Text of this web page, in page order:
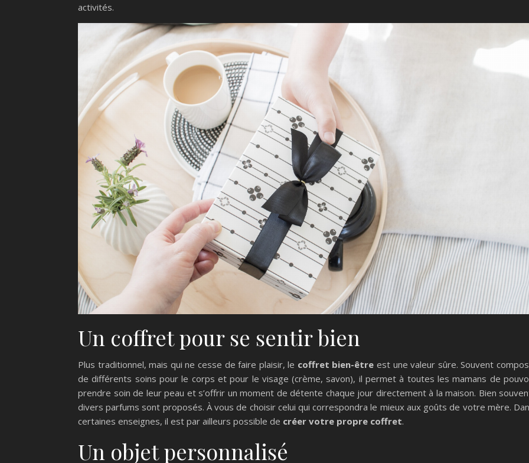
activités.
Un coffret pour se sentir bien
Plus traditionnel, mais qui ne cesse de faire plaisir, le coffret bien-être est une valeur sûre. Souvent
de différents soins pour le corps et pour le visage (crème, savon), il permet à toutes les mamans de
prendre soin de leur peau et s’offrir un moment de détente chaque jour directement à la maison. Bien
divers parfums sont proposés. À vous de choisir celui qui correspondra le mieux aux goûts de votre mère.
certaines enseignes, il est par ailleurs possible de créer votre propre coffret.
Un objet personnalisé